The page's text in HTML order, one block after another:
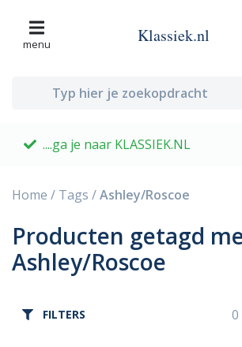
menu Klassiek.nl
....ga je naar KLASSIEK.NL
Home / Tags /Ashley/Roscoe
Producten getagd
Ashley/Roscoe
FILTERS 0